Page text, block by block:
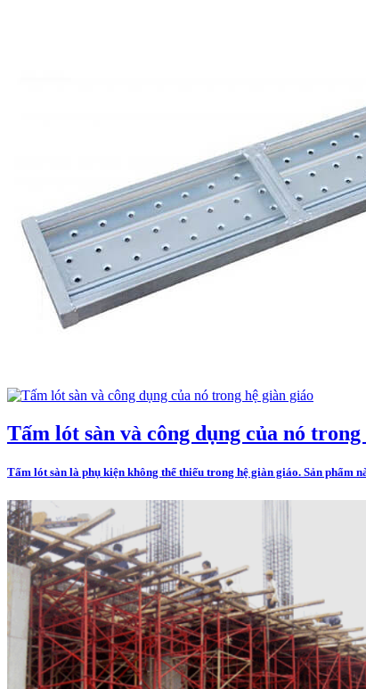
Tấm lót sàn và công dụng của nó trong
Tấm lót sàn là phụ kiện không thể thiếu trong hệ giàn giáo. Sản